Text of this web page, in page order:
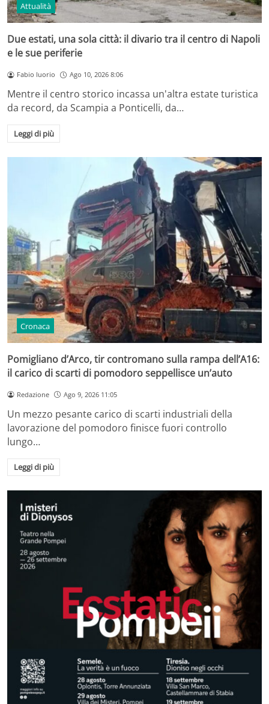
Attualità
Due estati, una sola città: il divario tra il centro di Napoli
e le sue periferie
Fabio Iuorio Ago 10, 2026 8:06
Mentre il centro storico incassa un'altra estate turistica
da record, da Scampia a Ponticelli, da…
Leggi di più
Cronaca
Pomigliano d’Arco, tir contromano sulla rampa dell’A16:
il carico di scarti di pomodoro seppellisce un’auto
Redazione Ago 9, 2026 11:05
Un mezzo pesante carico di scarti industriali della
lavorazione del pomodoro finisce fuori controllo
lungo…
Leggi di più